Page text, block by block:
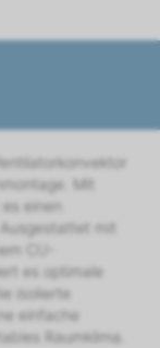
Mit
einen
mit
CU-
es optimale
isolierte
einfache
Raumklima.